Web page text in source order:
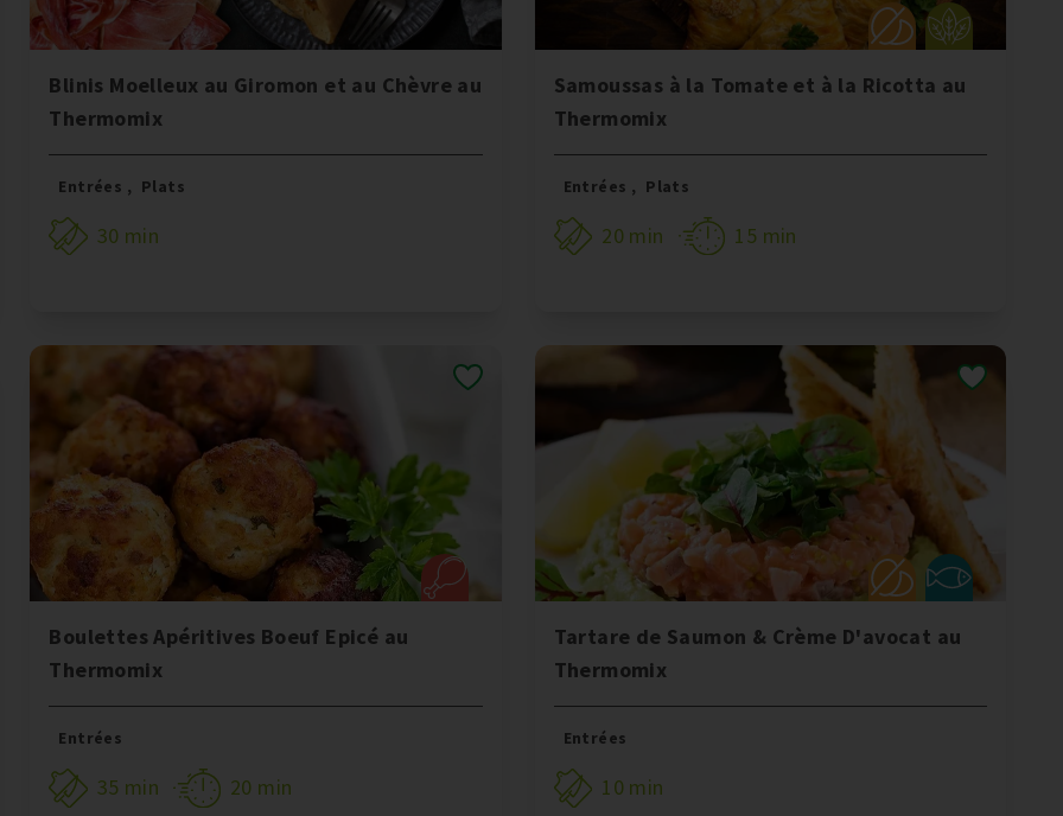
Blinis Moelleux au Giromon et au Chèvre au
Thermomix
Entrées , Plats
30 min
Samoussas à la Tomate et à la Ricotta au
Thermomix
Entrées , Plats
20 min 15 min
Boulettes Apéritives Boeuf Epicé au
Thermomix
Entrées
35 min 20 min
Tartare de Saumon & Crème D'avocat au
Thermomix
Entrées
10 min